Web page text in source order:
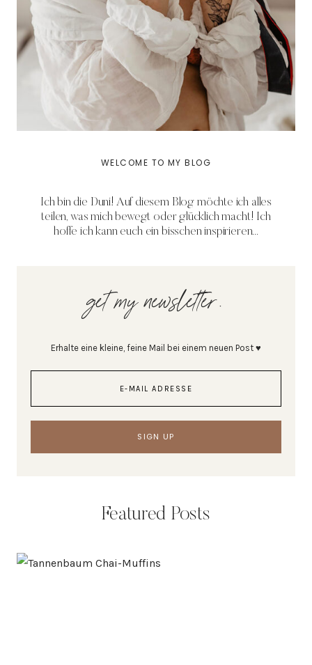
WELCOME TO MY BLOG
Ich bin die Duni! Auf diesem Blog möchte ich alles
teilen, was mich bewegt oder glücklich macht! Ich
hoffe ich kann euch ein bisschen inspirieren...
get my newsletter.
Erhalte eine kleine, feine Mail bei einem neuen Post ♥
Featured Posts